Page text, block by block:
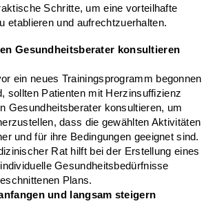
Schritte, um eine vorteilhafte
etablieren und aufrechtzuerhalten.
Gesundheitsberater konsultieren
ein neues Trainingsprogramm begonnen
sollten Patienten mit Herzinsuffizienz
Gesundheitsberater konsultieren, um
dass die gewählten Aktivitäten
und für ihre Bedingungen geeignet sind.
Rat hilft bei der Erstellung eines
Gesundheitsbedürfnisse
Plans.
und langsam steigern